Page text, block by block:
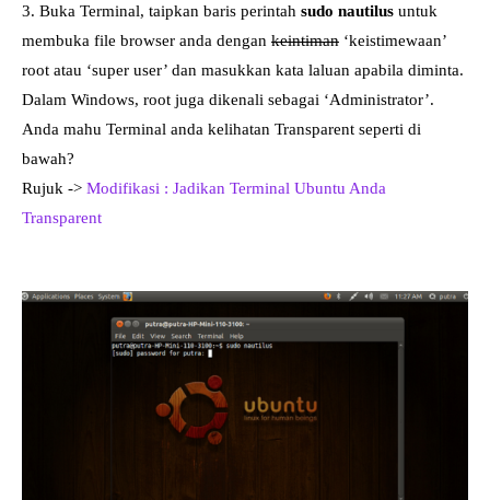
3. Buka Terminal, taipkan baris perintah sudo nautilus untuk
membuka file browser anda dengan keintiman ‘keistimewaan’
root atau ‘super user’ dan masukkan kata laluan apabila diminta.
Dalam Windows, root juga dikenali sebagai ‘Administrator’.
Anda mahu Terminal anda kelihatan Transparent seperti di
bawah?
Rujuk -> Modifikasi : Jadikan Terminal Ubuntu Anda
Transparent